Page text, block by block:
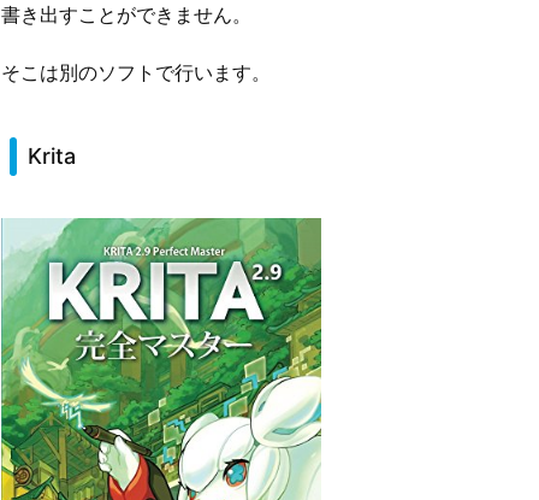
書き出すことができません。
そこは別のソフトで行います。
Krita